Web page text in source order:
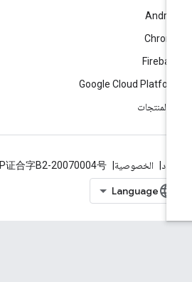
Google Cloud
المنتجات
الخصوصية ICP证合字B2-20070004号